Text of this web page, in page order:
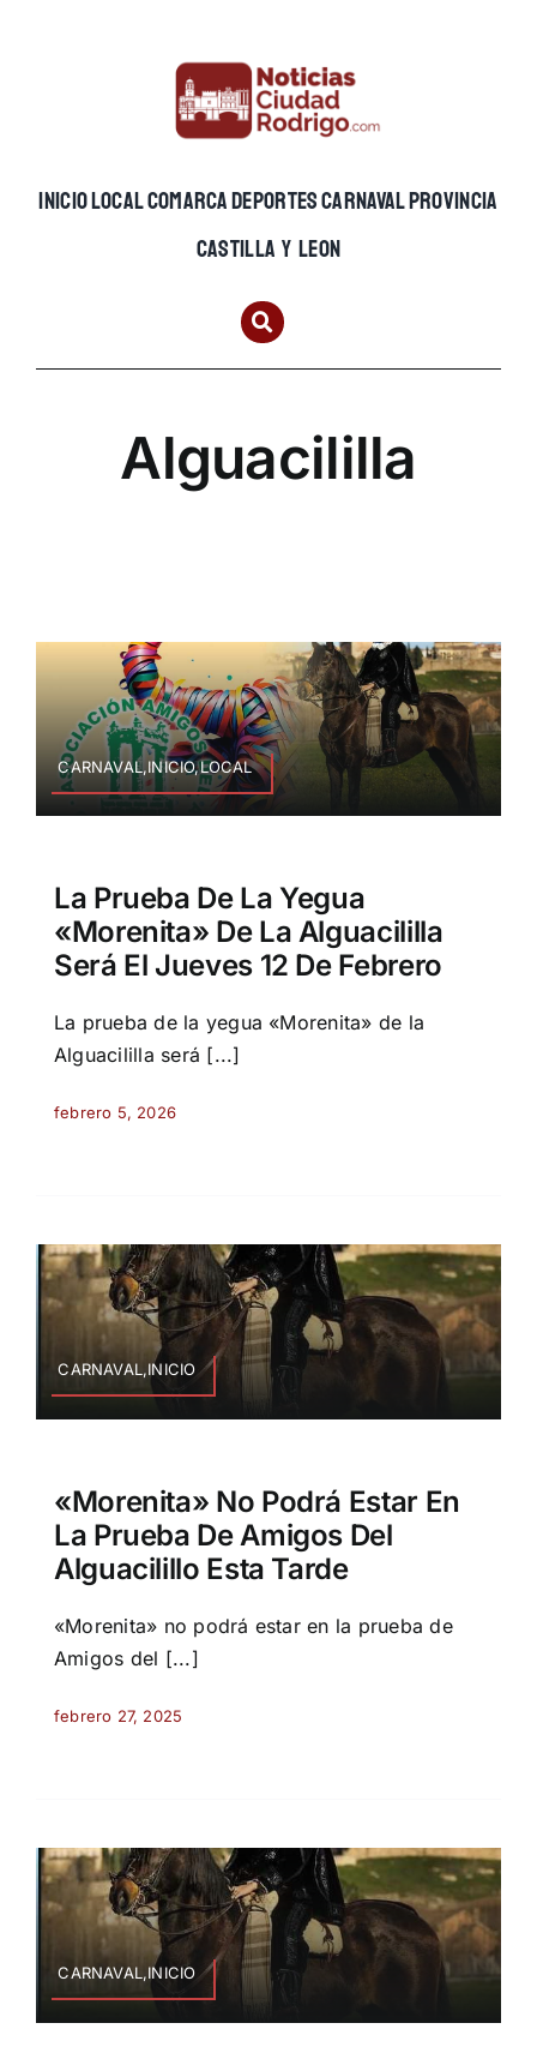
INICIOLOCALCOMARCADEPORTESCARNAVALPROVINCIA
CASTILLA Y LEON
Alguacililla
CARNAVAL,INICIO,LOCAL
La Prueba De La Yegua
«Morenita» De La Alguacililla
Será El Jueves 12 De Febrero
La prueba de la yegua «Morenita» de la
Alguacililla será [...]
febrero 5, 2026
CARNAVAL,INICIO
«Morenita» No Podrá Estar En
La Prueba De Amigos Del
Alguacilillo Esta Tarde
«Morenita» no podrá estar en la prueba de
Amigos del [...]
febrero 27, 2025
CARNAVAL,INICIO